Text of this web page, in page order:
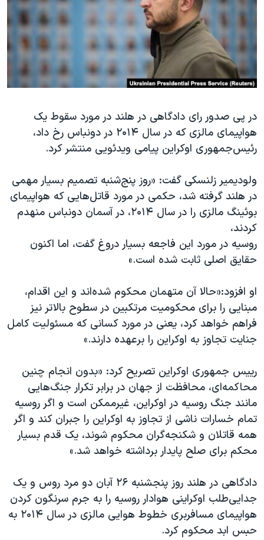
فرهنگ و زندگی
حقوق شهروندی
اقتصادی
علم و فناوری
گالری عکس
آرشیو پخش زنده
مستندها
انتخابات ریاست جمهوری آمریکا ۲۰۲۴
حمله جمهوری اسلامی به اسرائیل
رمز مهسا
اعتراضات زن، زندگی، آزادی
مجموعه مستندهای دادخواهی
دادگاه حمید نوری
چهل سال گروگان‌گیری
قانون شفافیت دارائی کادر رهبری ایران
اعتراضات مردمی آبان ۹۸
اسرائیل در جنگ
نرگس محمدی برنده جایزه نوبل صلح
همایش محافظه‌کاران آمریکا «سی‌پک»
صفحه‌های ویژه
دنبال کنید
زبانهای مختلف
در پی صدور رای دادگاهی در هلند در مورد سقوط یک
هواپیمای مالزی که در سال ۲۰۱۴ در دونباس رخ داد،
رئیس‌جمهوری اوکراین پیامی ویدئویی منتشر کرد.
ولودیمیر زلنسکی گفت: «روز پنج‌شنبه تصمیم بسیار مهمی
در هلند گرفته شد، حکمی در مورد قاتل‌هایی که هواپیمای
بوئینگ مالزی را در سال ۲۰۱۴، در آسمان دونباس منهدم
کردند،
روسیه در مورد این فاجعه بسیار دروغ گفت، اما اکنون
حقایق اصلی ثابت شده‌ است.»
او افزود:«حالا آن متهمان محکوم شده‌اند و این اقدام،
مبنایی را برای محکومیت مرتکبین در سطوح بالاتر نیز
فراهم خواهد کرد، یعنی در مورد کسانی که مسئولیت کامل
جنایت تجاوز به اوکراین را برعهده دارند.»
رییس جمهوری اوکراین تصریح کرد: «بدون انجام چنین
محاکمه‌ای، محافظت از جهان در برابر تکرار جنگ‌هایی
مانند جنگ روسیه در اوکراین، غیرممکن است و اگر روسیه
تمام خسارات ناشی از تجاوز به اوکراین را جبران کند و اگر
همه قاتلان و شکنجه‌گران محکوم شوند، یک قدم بسیار
محکم برای صلح پایدار برداشته خواهد شد.»
دادگاهی در هلند روز پنجشنبه ۲۶ آبان دو مرد روس و یک
جدایی‌طلب اوکراینی هوادار روسیه را به جرم سرنگون کردن
هواپیمای مسافربری خطوط هوایی مالزی در سا‌ل ۲۰۱۴ به
حبس ابد محکوم کرد.